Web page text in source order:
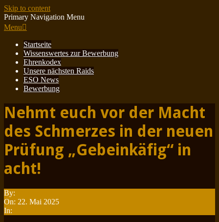
Skip to content
Primary Navigation Menu
Menu
Startseite
Wissenswertes zur Bewerbung
Ehrenkodex
Unsere nächsten Raids
ESO News
Bewerbung
Nehmt euch vor der Macht
des Schmerzes in der neuen
Prüfung „Gebeinkäfig“ in
acht!
By:
On: 22. Mai 2025
In: